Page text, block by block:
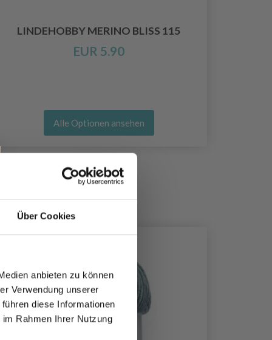
Über Cookies
anbieten zu können
Verwendung unserer
diese Informationen
Rahmen Ihrer Nutzung
LINDEHOBBY MERINO BLISS 115
EUR 5.90
Alle Optionen ansehen